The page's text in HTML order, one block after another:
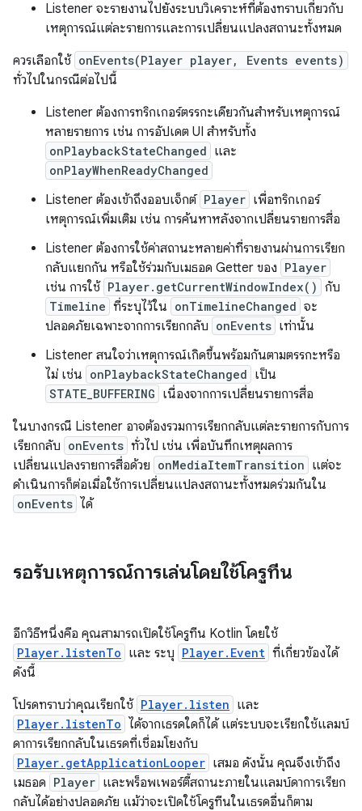
Listener จะรายงานไปยังระบบวิเคราะห์ที่ต้องทราบเกี่ยวกับ
เหตุการณ์แต่ละรายการและการเปลี่ยนแปลงสถานะทั้งหมด
ควรเลือกใช้ onEvents(Player player, Events events)
ทั่วไปในกรณีต่อไปนี้
Listener ต้องการทริกเกอร์ตรรกะเดียวกันสำหรับเหตุการณ์
หลายรายการ เช่น การอัปเดต UI สำหรับทั้ง
onPlaybackStateChanged และ
onPlayWhenReadyChanged
Listener ต้องเข้าถึงออบเจ็กต์ Player เพื่อทริกเกอร์
เหตุการณ์เพิ่มเติม เช่น การค้นหาหลังจากเปลี่ยนรายการสื่อ
Listener ต้องการใช้ค่าสถานะหลายค่าที่รายงานผ่านการเรียก
กลับแยกกัน หรือใช้ร่วมกับเมธอด Getter ของ Player
เช่น การใช้ Player.getCurrentWindowIndex() กับ
Timeline ที่ระบุไว้ใน onTimelineChanged จะ
ปลอดภัยเฉพาะจากการเรียกกลับ onEvents เท่านั้น
Listener สนใจว่าเหตุการณ์เกิดขึ้นพร้อมกันตามตรรกะหรือ
ไม่ เช่น onPlaybackStateChanged เป็น
STATE_BUFFERING เนื่องจากการเปลี่ยนรายการสื่อ
ในบางกรณี Listener อาจต้องรวมการเรียกกลับแต่ละรายการกับการ
เรียกกลับ onEvents ทั่วไป เช่น เพื่อบันทึกเหตุผลการ
เปลี่ยนแปลงรายการสื่อด้วย onMediaItemTransition แต่จะ
ดำเนินการก็ต่อเมื่อใช้การเปลี่ยนแปลงสถานะทั้งหมดร่วมกันใน
onEvents ได้
รอรับเหตุการณ์การเล่นโดยใช้โครูทีน
อีกวิธีหนึ่งคือ คุณสามารถเปิดใช้โครูทีน Kotlin โดยใช้
Player.listenTo และ ระบุ Player.Event ที่เกี่ยวข้องได้
ดังนี้
โปรดทราบว่าคุณเรียกใช้ Player.listen และ
Player.listenTo ได้จากเธรดใดก็ได้ แต่ระบบจะเรียกใช้แลมบ์
ดาการเรียกกลับในเธรดที่เชื่อมโยงกับ
Player.getApplicationLooper เสมอ ดังนั้น คุณจึงเข้าถึง
เมธอด Player และพร็อพเพอร์ตี้สถานะภายในแลมบ์ดาการเรียก
กลับได้อย่างปลอดภัย แม้ว่าจะเปิดใช้โครูทีนในเธรดอื่นก็ตาม